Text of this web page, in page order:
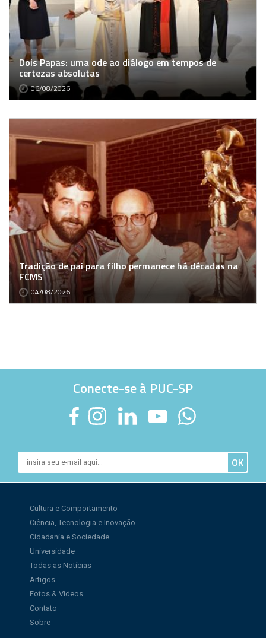
Dois Papas: uma ode ao diálogo em tempos de
certezas absolutas
06/08/2026
Tradição de pai para filho permanece há décadas na
FCMS
04/08/2026
Conecte-se à PUC-SP
Cultura e Comportamento
Ciência, Tecnologia e Inovação
Cidadania e Sociedade
Universidade
Todas as Notícias
Artigos
Fotos & Vídeos
Contato
Sobre